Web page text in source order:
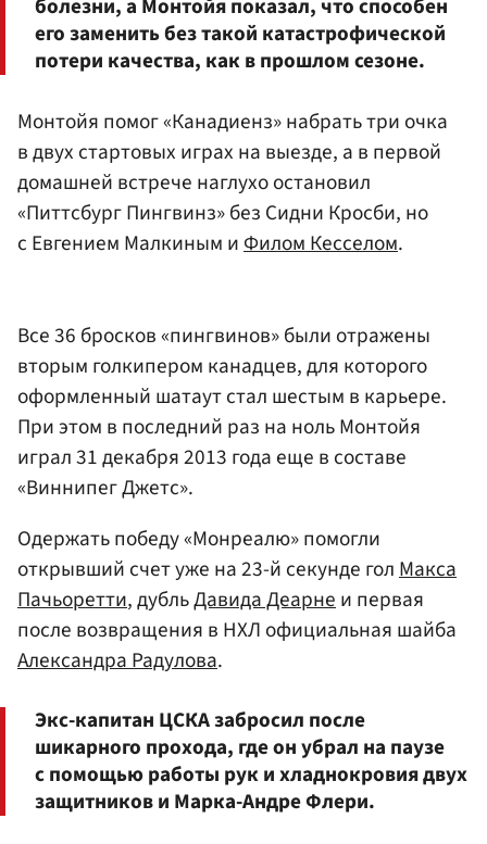
болезни, а Монтойя показал, что способен
его заменить без такой катастрофической
потери качества, как в прошлом сезоне.
Монтойя помог «Канадиенз» набрать три очка
в двух стартовых играх на выезде, а в первой
домашней встрече наглухо остановил
«Питтсбург Пингвинз» без Сидни Кросби, но
с Евгением Малкиным и Филом Кесселом.
Все 36 бросков «пингвинов» были отражены
вторым голкипером канадцев, для которого
оформленный шатаут стал шестым в карьере.
При этом в последний раз на ноль Монтойя
играл 31 декабря 2013 года еще в составе
«Виннипег Джетс».
Одержать победу «Монреалю» помогли
открывший счет уже на 23-й секунде голМакса
Пачьоретти, дубльДавида Деарнеи первая
после возвращения в НХЛ официальная шайба
Александра Радулова.
Экс-капитан ЦСКА забросил после
шикарного прохода, где он убрал на паузе
с помощью работы рук и хладнокровия двух
защитников и Марка-Андре Флери.